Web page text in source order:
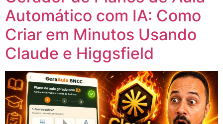
Automático com IA: Como
Criar em Minutos Usando
Claude e Higgsfield